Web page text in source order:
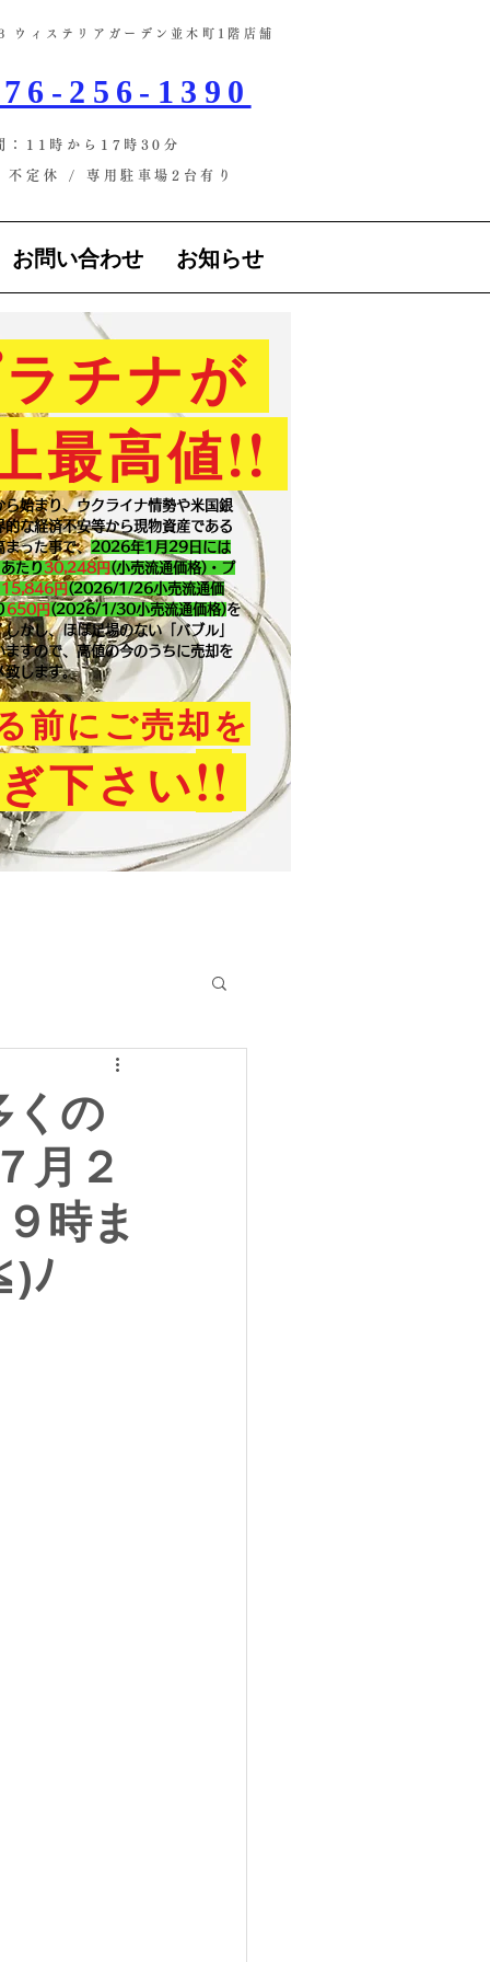
ィステリアガーデン並木町1階店舗​
256-1390
：11時から17時30分
不定休 / ​専用駐車場2台有り
お問い合わせ お知らせ
チナが
最高値!!
ら始まり、ウクライナ情勢や米国銀
的な経済不安等から現物資産である
まった事で、2026年1月29 日には
たり30,248円 (小売流通価格)・プ
15,846 円 (2026/1/26小売流通価
650 円 (2026/1/30小売流通価格)を
かし、ほぼ足場のない「バブル」
ますので、高値の今のうちに売却を
致します。
前にご売却を
下さい!!
くの
月２
時ま
ﾉ